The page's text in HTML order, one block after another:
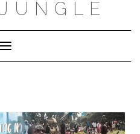
Toggle Navigation